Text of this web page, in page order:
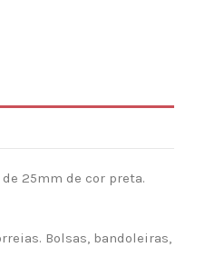
25mm de cor preta.
Bolsas, bandoleiras,